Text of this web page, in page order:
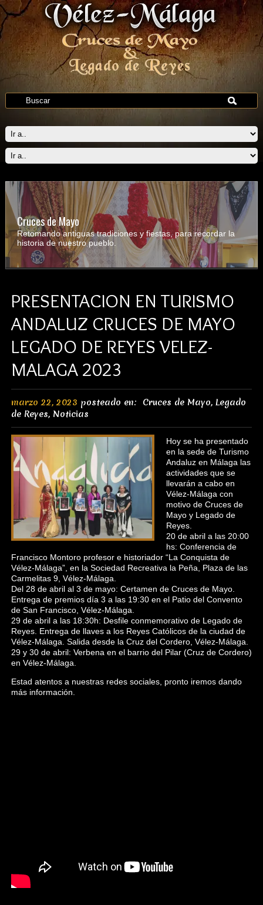
Cruces de Mayo
Retomando antiguas tradiciones y fiestas, para recordar la
historia de nuestro pueblo.
PRESENTACION EN TURISMO
ANDALUZ CRUCES DE MAYO
LEGADO DE REYES VELEZ-
MALAGA 2023
marzo 22, 2023 posteado en: Cruces de Mayo, Legado
de Reyes, Noticias
Hoy se ha presentado
en la sede de Turismo
Andaluz en Málaga las
actividades que se
llevarán a cabo en
Vélez-Málaga con
motivo de Cruces de
Mayo y Legado de
Reyes.
20 de abril a las 20:00
hs: Conferencia de
Francisco Montoro profesor e historiador “La Conquista de
Vélez-Málaga”, en la Sociedad Recreativa la Peña, Plaza de las
Carmelitas 9, Vélez-Málaga.
Del 28 de abril al 3 de mayo: Certamen de Cruces de Mayo.
Entrega de premios día 3 a las 19:30 en el Patio del Convento
de San Francisco, Vélez-Málaga.
29 de abril a las 18:30h: Desfile conmemorativo de Legado de
Reyes. Entrega de llaves a los Reyes Católicos de la ciudad de
Vélez-Málaga. Salida desde la Cruz del Cordero, Vélez-Málaga.
29 y 30 de abril: Verbena en el barrio del Pilar (Cruz de Cordero)
en Vélez-Málaga.
Estad atentos a nuestras redes sociales, pronto iremos dando
más información.